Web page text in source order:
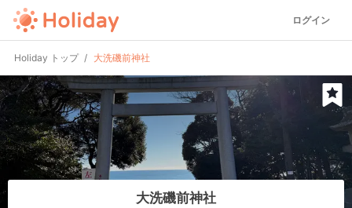
ログイン
Holiday トップ 大洗磯前神社
大洗磯前神社